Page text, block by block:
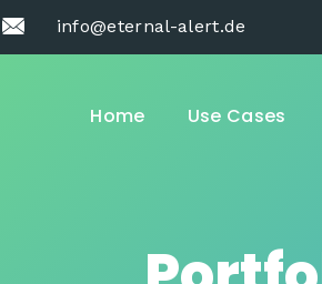
info@eternal-alert.de
Home Use Cases